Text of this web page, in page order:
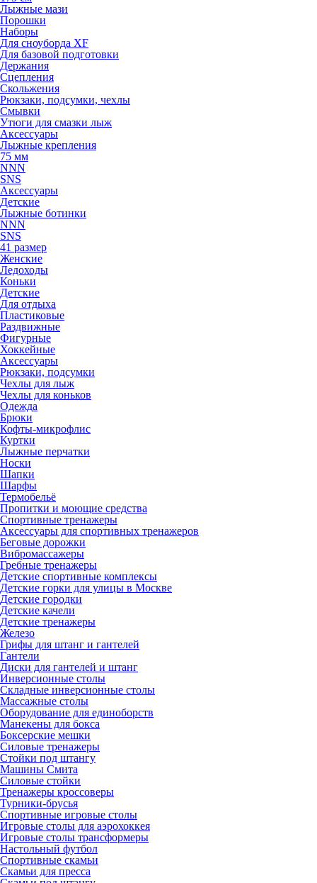
Лыжные мази
Порошки
Наборы
Для сноуборда XF
Для базовой подготовки
Держания
Сцепления
Скольжения
Рюкзаки, подсумки, чехлы
Смывки
Утюги для смазки лыж
Аксессуары
Лыжные крепления
75 мм
NNN
SNS
Аксессуары
Детские
Лыжные ботинки
NNN
SNS
41 размер
Женские
Ледоходы
Коньки
Детские
Для отдыха
Пластиковые
Раздвижные
Фигурные
Хоккейные
Аксессуары
Рюкзаки, подсумки
Чехлы для лыж
Чехлы для коньков
Одежда
Брюки
Кофты-микрофлис
Куртки
Лыжные перчатки
Носки
Шапки
Шарфы
Термобельё
Пропитки и моющие средства
Спортивные тренажеры
Аксессуары для спортивных тренажеров
Беговые дорожки
Вибромассажеры
Гребные тренажеры
Детские спортивные комплексы
Детские горки для улицы в Москве
Детские городки
Детские качели
Детские тренажеры
Железо
Грифы для штанг и гантелей
Гантели
Диски для гантелей и штанг
Инверсионные столы
Складные инверсионные столы
Массажные столы
Оборудование для единоборств
Манекены для бокса
Боксерские мешки
Силовые тренажеры
Стойки под штангу
Машины Смита
Силовые стойки
Тренажеры кроссоверы
Турники-брусья
Спортивные игровые столы
Игровые столы для аэрохоккея
Игровые столы трансформеры
Настольный футбол
Спортивные скамьи
Скамьи для пресса